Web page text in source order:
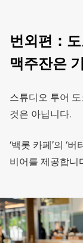
번외편：
맥주잔은
스튜디오 투어
것은 아닙니다.
‘백롯 카페’의 ‘
비어를 제공합니